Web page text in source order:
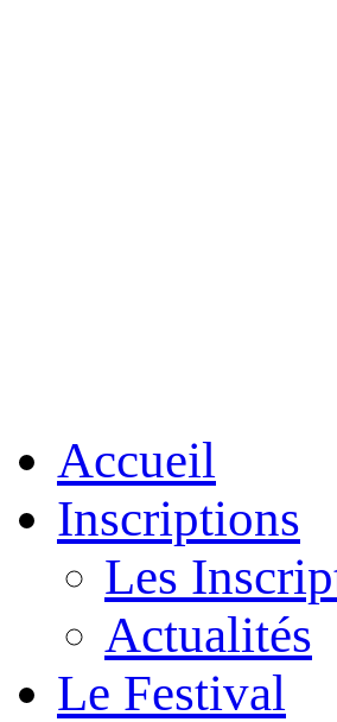
Accueil
Inscriptions
Les
Actualités
Le Festival